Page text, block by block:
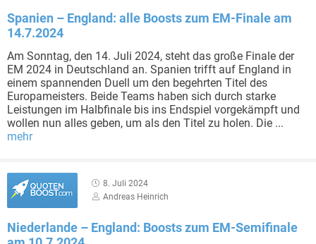
Spanien – England: alle Boosts zum EM-Finale am
14.7.2024
Am Sonntag, den 14. Juli 2024, steht das große Finale der
EM 2024 in Deutschland an. Spanien trifft auf England in
einem spannenden Duell um den begehrten Titel des
Europameisters. Beide Teams haben sich durch starke
Leistungen im Halbfinale bis ins Endspiel vorgekämpft und
wollen nun alles geben, um als den Titel zu holen. Die ...
mehr
8. Juli 2024
Andreas Heinrich
Niederlande – England: Boosts zum EM-Semifinale